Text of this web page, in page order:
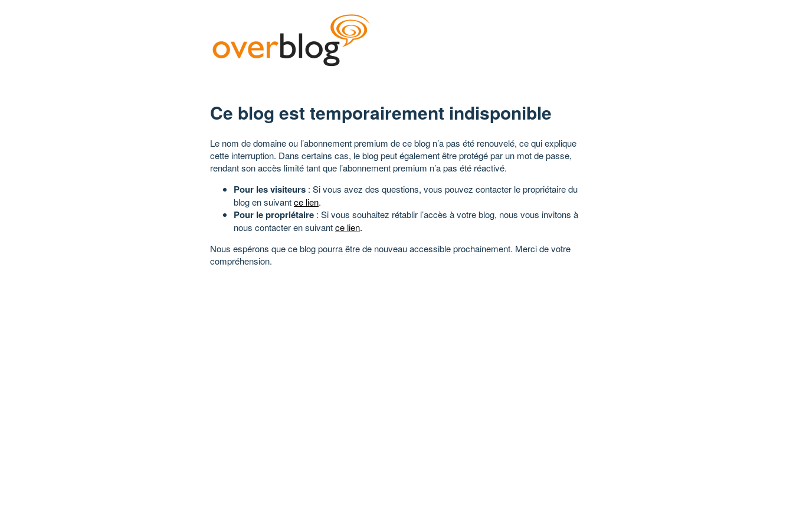
Ce blog est temporairement indisponible
Le nom de domaine ou l’abonnement premium de ce blog n’a pas été renouvelé, ce qui explique
cette interruption. Dans certains cas, le blog peut également être protégé par un mot de passe,
rendant son accès limité tant que l’abonnement premium n’a pas été réactivé.
Pour les visiteurs : Si vous avez des questions, vous pouvez contacter le propriétaire du
blog en suivantce lien.
Pour le propriétaire : Si vous souhaitez rétablir l’accès à votre blog, nous vous invitons à
nous contacter en suivantce lien.
Nous espérons que ce blog pourra être de nouveau accessible prochainement. Merci de votre
compréhension.